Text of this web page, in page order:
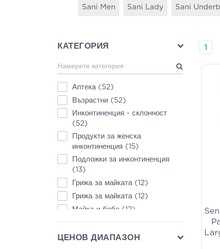
Sani Men Sani Lady Sani
КАТЕГОРИЯ
Аптека(52)
Възрастни (52)
Инконтиненция - склонност
(52)
Продукти за женска
инконтиненция (15)
Подложки за инконтиненция
(13)
Грижа за майката(12)
Грижа за майката(12)
Майка и бебе (12)
Хирургически салфетки(12)
Продукти за мъжка
ЦЕНОВ ДИАПАЗОН
1